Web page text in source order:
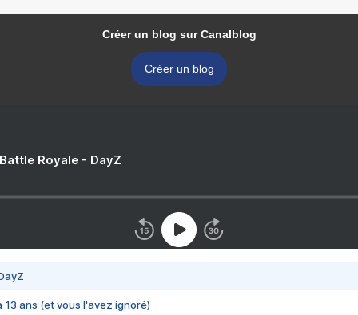
Créer un blog sur Canalblog
Créer un blog
Royale - DayZ
13 ans (et vous l'avez ignoré)